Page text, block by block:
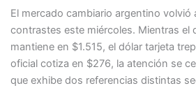
El mercado cambiario argentino volvió
contrastes este miércoles. Mientras el
mantiene en $1.515, el dólar tarjeta
oficial cotiza en $276, la atención se
que exhibe dos referencias distintas